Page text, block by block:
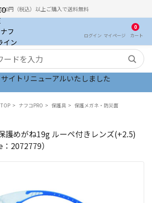
円（税込）以上ご購入で送料無料
ログイン マイ ページ
0
カート
イトリニューアルいたしました
ナフコPRO 保護具
保護メガネ・防災面
護めがね19g ルーペ付きレンズ(+2.5)
2072779）